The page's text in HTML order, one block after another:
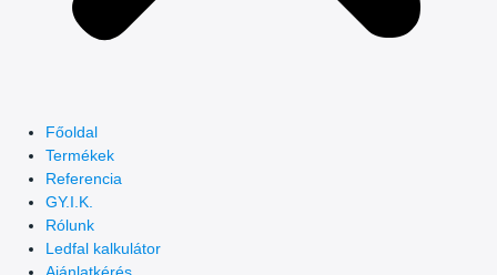
Főoldal
Termékek
Referencia
GY.I.K.
Rólunk
Ledfal kalkulátor